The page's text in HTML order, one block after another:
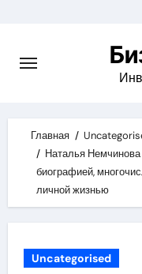
content
Главная
Наталья Немчинова
биографией,
личной жизнью
Uncategorised